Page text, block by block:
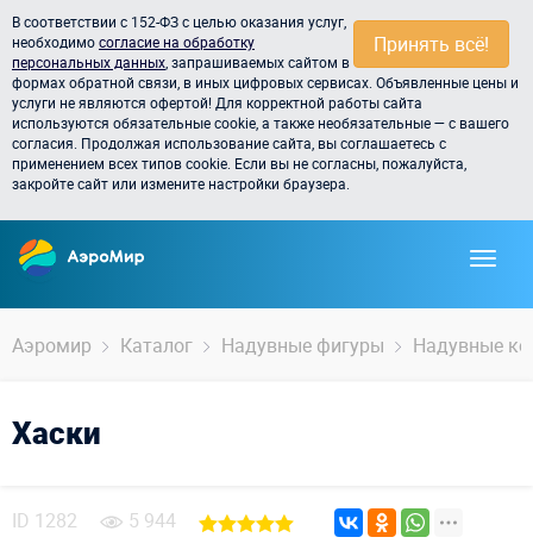
Принять всё!
В соответствии с 152-ФЗ с целью оказания услуг,
необходимосогласие на обработку
персональных данных , запрашиваемых сайтом в
формах обратной связи, в иных цифровых сервисах. Объявленные цены и
услуги не являются офертой! Для корректной работы сайта
используются обязательные cookie, а также необязательные — с вашего
согласия. Продолжая использование сайта, вы соглашаетесь с
применением всех типов cookie. Если вы не согласны, пожалуйста,
закройте сайт или измените настройки браузера.
Аэромир Каталог Надувные фигуры Надувные
Хаски
ID 1282 5 944